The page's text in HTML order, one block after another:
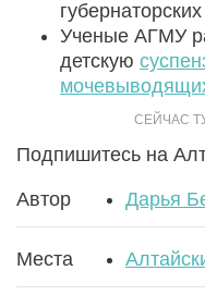
Ученые АГМУ
детскую
Подпишитесь на
Автор Дарья
Места